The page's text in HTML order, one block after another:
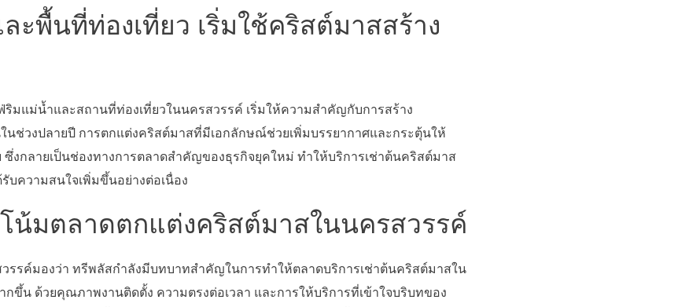
ะพื้นที่ท่องเที่ยว เริ่มใช้คริสต์มาสสร้าง
ริมแม่น้ำและสถานที่ท่องเที่ยวในนครสวรรค์ เริ่มให้ความสำคัญกับการสร้าง
นช่วงปลายปี การตกแต่งคริสต์มาสที่มีเอกลักษณ์ช่วยเพิ่มบรรยากาศและกระตุ้นให้
ซึ่งกลายเป็นช่องทางการตลาดสำคัญของธุรกิจยุคใหม่ ทำให้บริการเช่าต้นคริสต์มาส
ความสนใจเพิ่มขึ้นอย่างต่อเนื่อง
น้มตลาดตกแต่งคริสต์มาสในนครสวรรค์
รรค์มองว่า ทรีพลัสกำลังมีบทบาทสำคัญในการทำให้ตลาดบริการเช่าต้นคริสต์มาสใน
กขึ้น ด้วยคุณภาพงานติดตั้ง ความตรงต่อเวลา และการให้บริการที่เข้าใจบริบทของ